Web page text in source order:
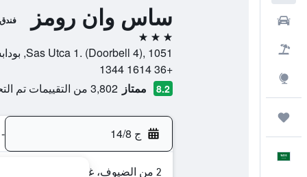
ساس وان رومز فندق
3 نجوم
Sas Utca 1. (Doorbell 4), 1051, بودابست, Budapest, هنغاريا
+36 1614 1344
8.2 ممتاز 3,802 من التقييمات تم التحقق منها
ج 14/8 -
2 من الضيوف، غرفة واحدة